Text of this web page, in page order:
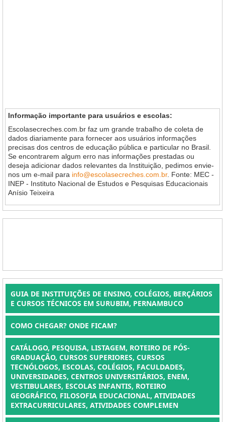
Informação importante para usuários e escolas:
Escolasecreches.com.br faz um grande trabalho de coleta de
dados diariamente para fornecer aos usuários informações
precisas dos centros de educação pública e particular no Brasil.
Se encontrarem algum erro nas informações prestadas ou
deseja adicionar dados relevantes da Instituição, pedimos envie-
nos um e-mail para info@escolasecreches.com.br. Fonte: MEC -
INEP - Instituto Nacional de Estudos e Pesquisas Educacionais
Anísio Teixeira
GUIA DE INSTITUIÇÕES DE ENSINO, COLÉGIOS, BERÇÁRIOS
E CURSOS TÉCNICOS EM SURUBIM, PERNAMBUCO
COMO CHEGAR? ONDE FICAM?
CATÁLOGO, PESQUISA, LISTAGEM, ROTEIRO DE PÓS-
GRADUAÇÃO, CURSOS SUPERIORES, CURSOS
TECNÓLOGOS, ESCOLAS, COLÉGIOS, FACULDADES,
UNIVERSIDADES, CENTROS UNIVERSITÁRIOS, ENEM,
VESTIBULARES, ESCOLAS INFANTIS, ROTEIRO
GEOGRÁFICO, FILOSOFIA EDUCACIONAL, ATIVIDADES
EXTRACURRICULARES, ATIVIDADES COMPLEMEN